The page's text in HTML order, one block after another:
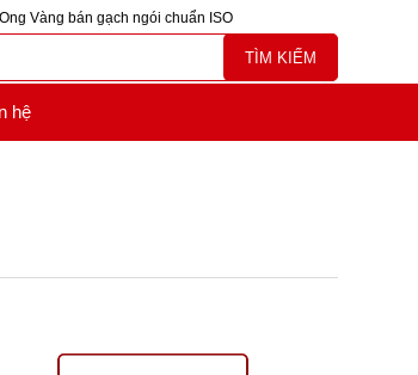
Ong Vàng bán gạch ngói chuẩn ISO
TÌM KIẾM
hệ